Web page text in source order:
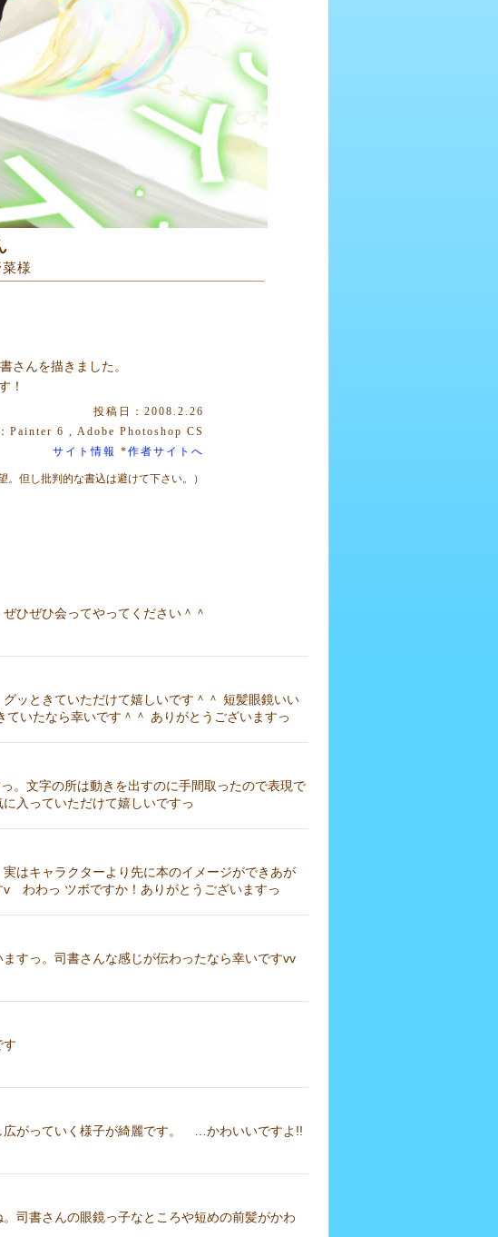
様
さんを描きました。
！
投稿日：2008.2.26
Painter 6 , Adobe Photoshop CS
サイト情報 *作者サイトへ
。但し批判的な書込は避けて下さい。）
ひぜひ会ってやってください＾＾
ッときていただけて嬉しいです＾＾ 短髪眼鏡いい
いたなら幸いです＾＾ ありがとうございますっ
。文字の所は動きを出すのに手間取ったので表現で
入っていただけて嬉しいですっ
はキャラクターより先に本のイメージができあが
わわっ ツボですか！ありがとうございますっ
すっ。司書さんな感じが伝わったなら幸いですvv
がっていく様子が綺麗です。 …かわいいですよ!!
司書さんの眼鏡っ子なところや短めの前髪がかわ